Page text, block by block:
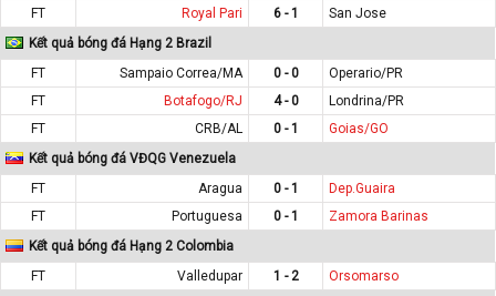
FT
Royal Pari 6 - 1
San Jose
Kết quả bóng đá Hạng 2 Brazil
FT
Sampaio Correa/MA 0 - 0
Operario/PR
FT
Botafogo/RJ 4 - 0
Londrina/PR
FT
CRB/AL 0 - 1
Goias/GO
Kết quả bóng đá VĐQG Venezuela
FT
Aragua 0 - 1
Dep.Guaira
FT
Portuguesa 0 - 1
Zamora Barinas
Kết quả bóng đá Hạng 2 Colombia
FT
Valledupar 1 - 2
Orsomarso